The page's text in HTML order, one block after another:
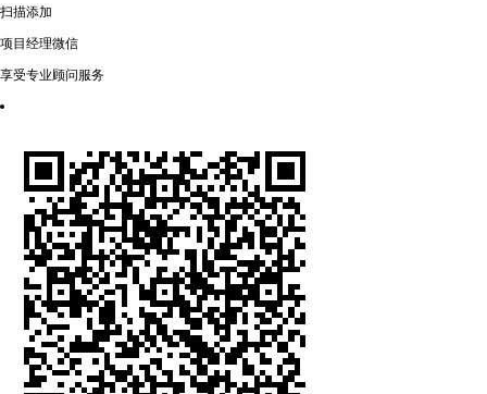
扫描添加
项目经理微信
享受专业顾问服务